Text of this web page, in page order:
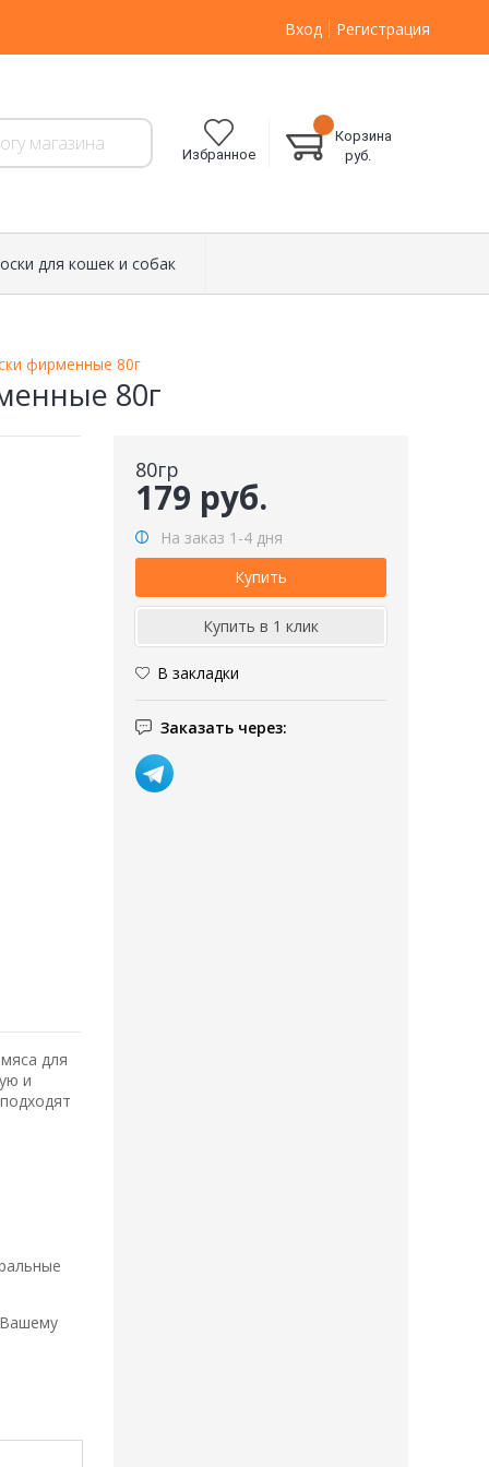
Вход Регистрация
Избранное
Корзина
руб.
для кошек и собак
фирменные 80г
80г
80гр
179 руб.
На заказ 1-4 дня
В закладки
Заказать через:
для
и